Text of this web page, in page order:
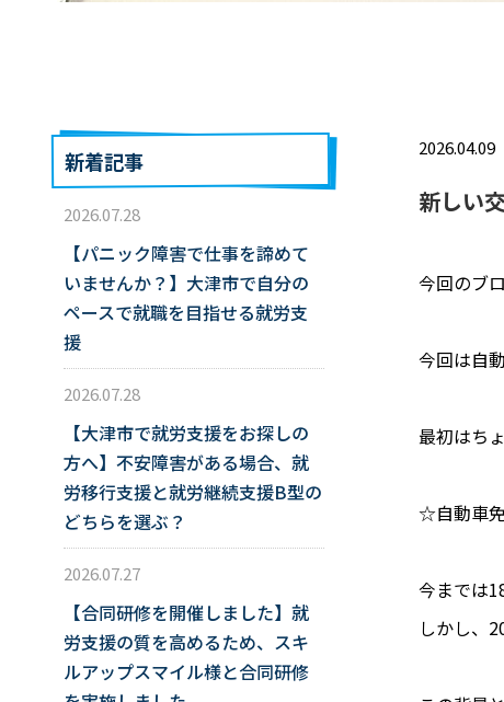
新着記事
2026.07.28
【パニック障害で仕事を諦めて
いませんか？】大津市で自分の
ペースで就職を目指せる就労支
援
2026.07.28
【大津市で就労支援をお探しの
方へ】不安障害がある場合、就
労移行支援と就労継続支援B型の
どちらを選ぶ？
2026.07.27
【合同研修を開催しました】就
労支援の質を高めるため、スキ
ルアップスマイル様と合同研修
2026.04.09
新しい
今回のブ
今回は自
最初はち
☆自動車
今までは
しかし、